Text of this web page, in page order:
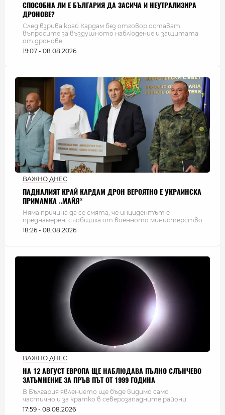
СПОСОБНА ЛИ Е БЪЛГАРИЯ ДА ЗАСИЧА И НЕУТРАЛИЗИРА
ДРОНОВЕ?
След взрива край Кардам без отговор остават
въпросите за въздушното наблюдение и защитата
от дронове
19:07 - 08.08.2026
ВАЖНО ДНЕС
ПАДНАЛИЯТ КРАЙ КАРДАМ ДРОН ВЕРОЯТНО Е УКРАИНСКА
ПРИМАМКА „МАЙЯ“
Няма причина да се смята, че инцидентът е
преднамерен, съобщиха от военното министерство
18:26 - 08.08.2026
ВАЖНО ДНЕС
НА 12 АВГУСТ ЕВРОПА ЩЕ НАБЛЮДАВА ПЪЛНО СЛЪНЧЕВО
ЗАТЪМНЕНИЕ ЗА ПРЪВ ПЪТ ОТ 1999 ГОДИНА
В България явлението ще бъде видимо само
частично и за кратко в северозападните райони
17:59 - 08.08.2026